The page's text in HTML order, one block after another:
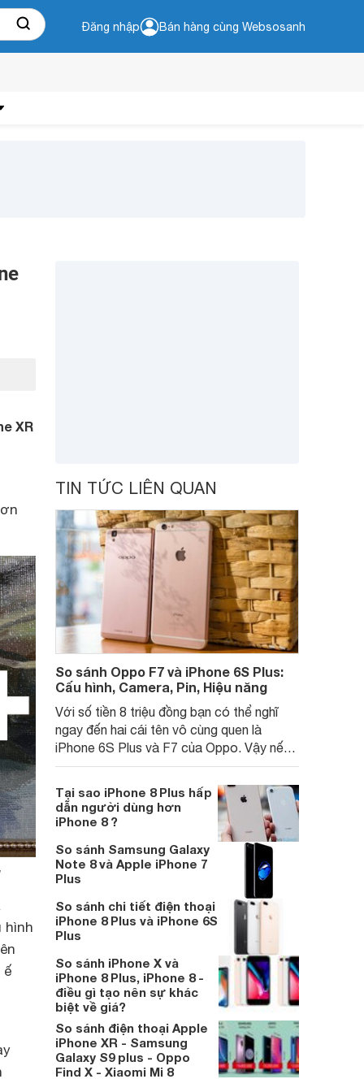
Đăng nhập Bán hàng cùng Websosanh
XR
hình
ế
TIN TỨC LIÊN QUAN
So sánh Oppo F7 và iPhone 6S Plus:
Cấu hình, Camera, Pin, Hiệu năng
Với số tiền 8 triệu đồng bạn có thể nghĩ
ngay đến hai cái tên vô cùng quen là
iPhone 6S Plus và F7 của Oppo. Vậy nếu
chỉ được chọn một thì nên chọn loại nào?
Cùng so sánh Oppo F7 và iPhone 6S Plus
để giải đáp câu hỏi này nhé!
Tại sao iPhone 8 Plus hấp
dẫn người dùng hơn
iPhone 8 ?
So sánh Samsung Galaxy
Note 8 và Apple iPhone 7
Plus
So sánh chi tiết điện thoại
iPhone 8 Plus và iPhone 6S
Plus
So sánh iPhone X và
iPhone 8 Plus, iPhone 8 -
điều gì tạo nên sự khác
biệt về giá?
So sánh điện thoại Apple
iPhone XR - Samsung
Galaxy S9 plus - Oppo
Find X - Xiaomi Mi 8